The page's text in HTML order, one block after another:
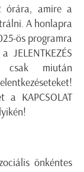
órára, amire a
A honlapra
ös programra
csak miután
a KAPCSOLAT
önkéntes